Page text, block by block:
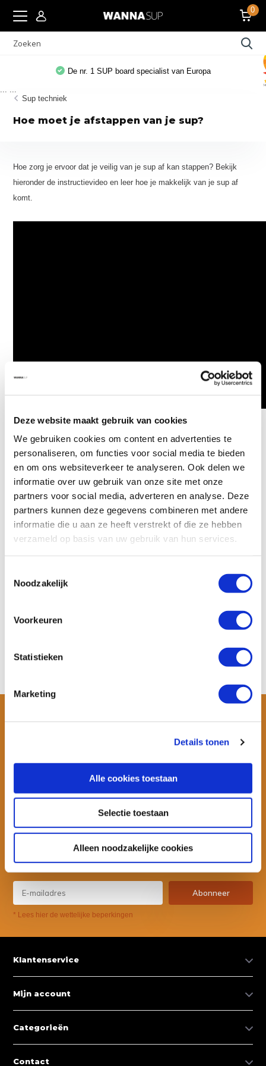
Deze website maakt gebruik van cookies
We gebruiken cookies om content en advertenties te
personaliseren, om functies voor social media te bieden
en om ons websiteverkeer te analyseren. Ook delen we
informatie over uw gebruik van onze site met onze
partners voor social media, adverteren en analyse. Deze
partners kunnen deze gegevens combineren met andere
informatie die u aan ze heeft verstrekt of die ze hebben
verzameld op basis van uw gebruik van hun services.
Noodzakelijk
Voorkeuren
Statistieken
Marketing
Details tonen
Alle cookies toestaan
Selectie toestaan
Alleen noodzakelijke cookies
0
De nr. 1 SUP board specialist van Europa
Sup techniek
Klantenservice
Veelgestelde vragen
Betaalmethoden
Verzenden & retourneren
Laat een review achter!
Hoe moet je afstappen van je sup?
Hoe zorg je ervoor dat je veilig van je sup af kan stappen? Bekijk
hieronder de instructievideo en leer hoe je makkelijk van je sup af
komt.
Wil je ook speciale kortingen ontvangen en maandelijks een
nieuwsbrief met allerlei suptips en persoonlijk advies. Schrijf je dan
Abonneer
* Lees hier de wettelijke beperkingen
Klantenservice
Mijn account
Categorieën
Contact
... ...